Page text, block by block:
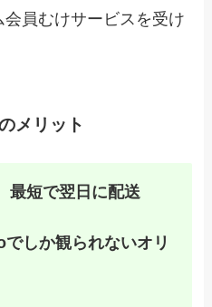
員むけサービスを受け
メリット
最短で翌日に配送
でしか観られないオリ